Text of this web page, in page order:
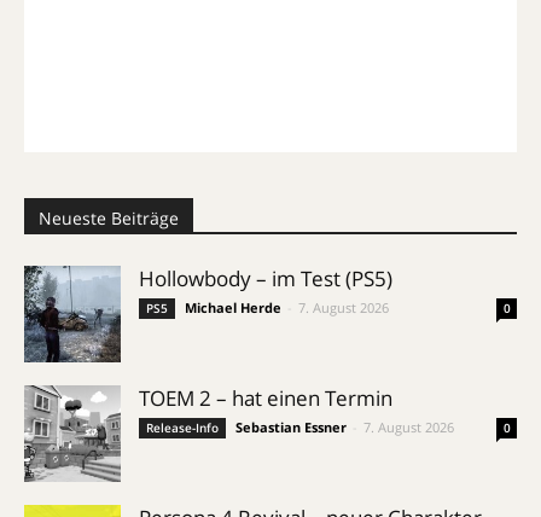
Neueste Beiträge
Hollowbody – im Test (PS5)
PS5 Michael Herde 7. August 2026 0
TOEM 2 – hat einen Termin
Release-Info Sebastian Essner 7. August 2026 0